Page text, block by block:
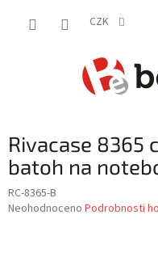
CZK
Rivacase 8365
batoh na
RC-8365-B
Průměrné
Neohodnoceno Podrobnosti